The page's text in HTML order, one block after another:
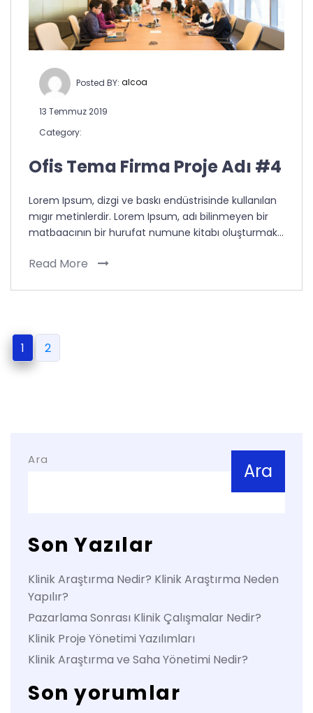
Posted BY: alcoa
13 Temmuz 2019
Category:
Ofis Tema Firma Proje Adı #4
Lorem Ipsum, dizgi ve baskı endüstrisinde kullanılan
mıgır metinlerdir. Lorem Ipsum, adı bilinmeyen bir
matbaacının bir hurufat numune kitabı oluşturmak…
Read More
1 2
Ara
Ara
Son Yazılar
Klinik Araştırma Nedir? Klinik Araştırma Neden
Yapılır?
Pazarlama Sonrası Klinik Çalışmalar Nedir?
Klinik Proje Yönetimi Yazılımları
Klinik Araştırma ve Saha Yönetimi Nedir?
Son yorumlar